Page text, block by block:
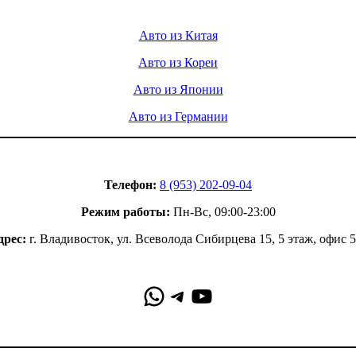
Авто из Китая
Авто из Кореи
Авто из Японии
Авто из Германии
Телефон: 8 (953) 202-09-04
Режим работы: Пн-Вс, 09:00-23:00
г. Владивосток, ул. Всеволода Сибирцева 15, 5 этаж, офис
WhatsApp
Telegram
YouTube